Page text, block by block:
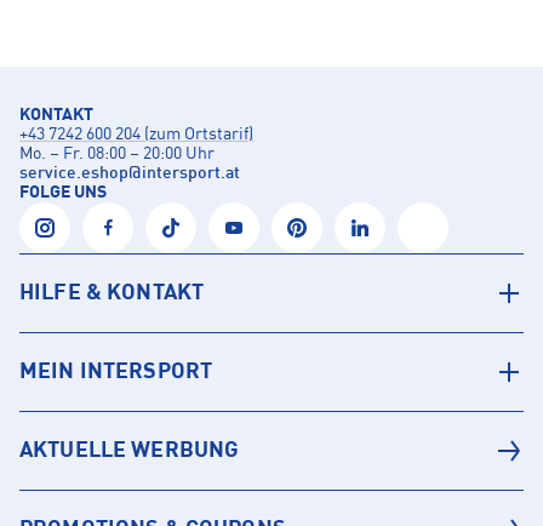
KONTAKT
+43 7242 600 204 (zum Ortstarif)
Mo. – Fr. 08:00 – 20:00 Uhr
service.eshop@intersport.at
FOLGE UNS
HILFE & KONTAKT
MEIN INTERSPORT
AKTUELLE WERBUNG